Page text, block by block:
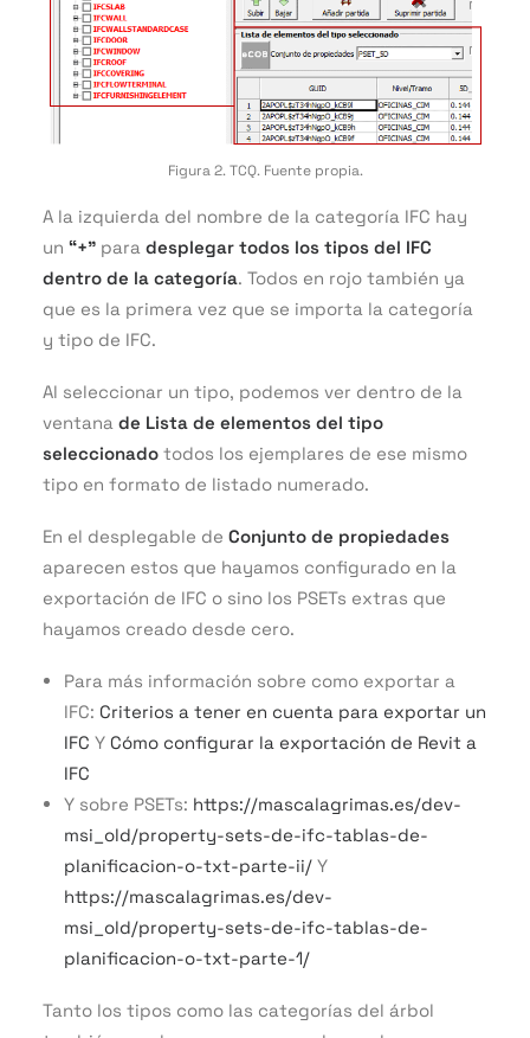
Figura 2. TCQ. Fuente propia.
A la izquierda del nombre de la categoría IFC hay
un “+” para desplegar todos los tipos del IFC
dentro de la categoría. Todos en rojo también ya
que es la primera vez que se importa la categoría
y tipo de IFC.
Al seleccionar un tipo, podemos ver dentro de la
ventana de Lista de elementos del tipo
seleccionado todos los ejemplares de ese mismo
tipo en formato de listado numerado.
En el desplegable de Conjunto de propiedades
aparecen estos que hayamos configurado en la
exportación de IFC o sino los PSETs extras que
hayamos creado desde cero.
Para más información sobre como exportar a
IFC: Criterios a tener en cuenta para exportar un
IFC Y Cómo configurar la exportación de Revit a
IFC
Y sobre PSETs: https://mascalagrimas.es/dev-
msi_old/property-sets-de-ifc-tablas-de-
planificacion-o-txt-parte-ii/ Y
https://mascalagrimas.es/dev-
msi_old/property-sets-de-ifc-tablas-de-
planificacion-o-txt-parte-1/
Tanto los tipos como las categorías del árbol